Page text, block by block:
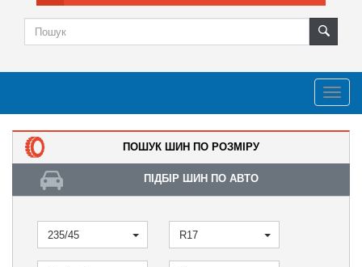
ПОШУК ШИН ПО РОЗМІРУ
ПІДБІР ШИН ПО АВТО
235/45 R17